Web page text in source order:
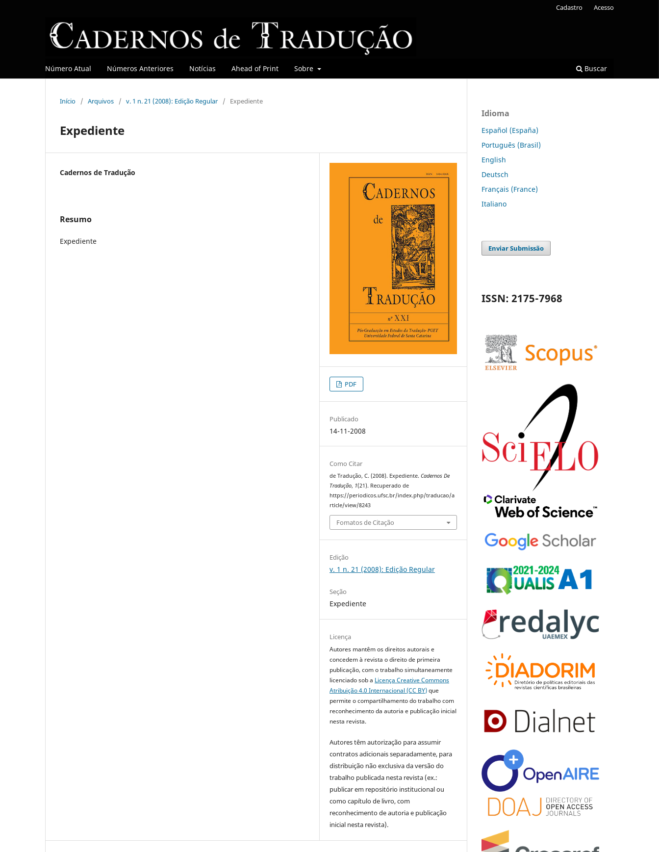
Número Atual Números Anteriores Notícias Ahead of Print Sobre Buscar
Cadastro Acesso
Início / Arquivos / v. 1 n. 21 (2008): Edição Regular / Expediente
Expediente
Cadernos de Tradução
Resumo
Expediente
PDF
Publicado
14-11-2008
Como Citar
de Tradução, C. (2008). Expediente.Cadernos De
Tradução, 1(21). Recuperado de
https://periodicos.ufsc.br/index.php/traducao/a
rticle/view/8243
Fomatos de Citação
Edição
v. 1 n. 21 (2008): Edição Regular
Seção
Expediente
Licença
Autores mantêm os direitos autorais e
concedem à revista o direito de primeira
publicação, com o trabalho simultaneamente
licenciado sob a Licença Creative Commons
Atribuição 4.0 Internacional (CC BY)que
permite o compartilhamento do trabalho com
reconhecimento da autoria e publicação inicial
nesta revista.
Autores têm autorização para assumir
contratos adicionais separadamente, para
distribuição não exclusiva da versão do
trabalho publicada nesta revista (ex.:
publicar em repositório institucional ou
como capítulo de livro, com
reconhecimento de autoria e publicação
inicial nesta revista).
Idioma
Español (España)
Português (Brasil)
English
Deutsch
Français (France)
Italiano
Enviar Submissão
ISSN: 2175-7968